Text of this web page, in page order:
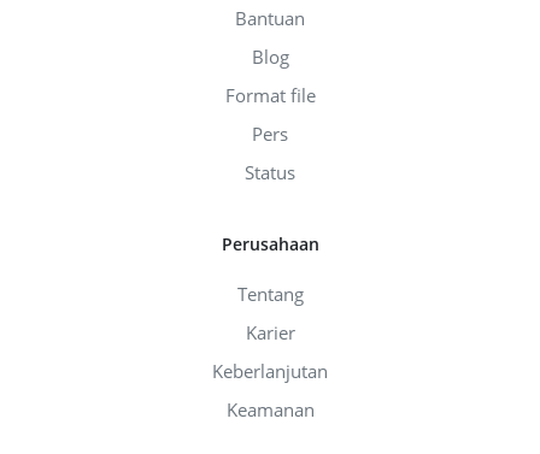
Bantuan
Blog
Format file
Pers
Status
Perusahaan
Tentang
Karier
Keberlanjutan
Keamanan